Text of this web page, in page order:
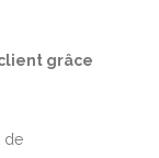
grâce
de